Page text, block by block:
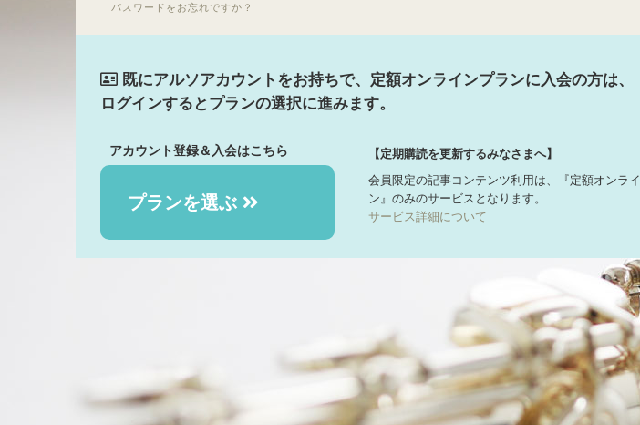
パスワードをお忘れですか？
既にアルソアカウントをお持ちで、定額オンラインプランに入会の方は、
ログインするとプランの選択に進みます。
アカウント登録＆入会はこちら
【定期購読を更新するみなさまへ】
会員限定の記事コンテンツ利用は、『定額オンライ
ン』のみのサービスとなります。
サービス詳細について
プランを選ぶ